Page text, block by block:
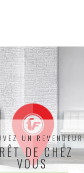
UN REVENDEUR
DE CHEZ
VOUS